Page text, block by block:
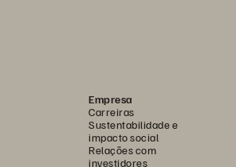
Empresa
Carreiras
Sustentabilidade e
impacto social
Relações com
investidores